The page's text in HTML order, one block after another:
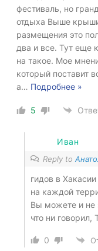
фестиваль, но
отдыха Выше
размещения это
два и все. Тут еще
на такое. Мое
который поставит
а… Подробнее »
5
Иван
Reply to
гидов в
на каждой
Вы можете и не
что ни говорил,
0